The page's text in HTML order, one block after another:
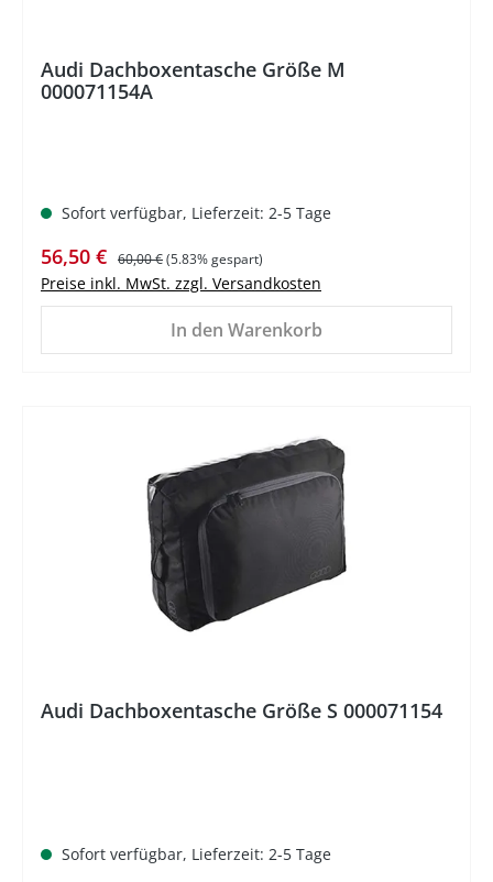
Audi Dachboxentasche Größe M
000071154A
Sofort verfügbar, Lieferzeit: 2-5 Tage
Verkaufspreis:
56,50 € Regulärer Preis:
60,00 €(5.83% gespart)
Preise inkl. MwSt. zzgl. Versandkosten
In den Warenkorb
Audi Dachboxentasche Größe S 000071154
Sofort verfügbar, Lieferzeit: 2-5 Tage